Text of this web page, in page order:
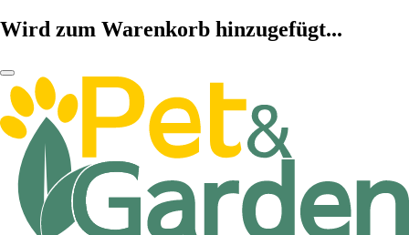
Wird zum Warenkorb hinzugefügt...